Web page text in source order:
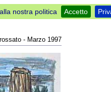
nostra politica Accetto
- Marzo 1997